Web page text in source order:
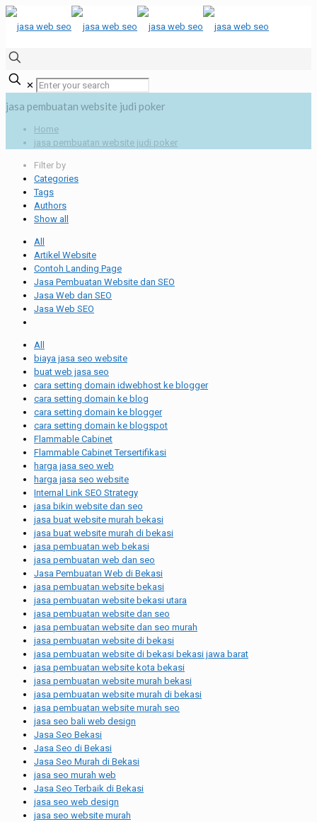
✕
jasa pembuatan website judi poker
Home
jasa pembuatan website judi poker
Filter by
Categories
Tags
Authors
Show all
All
Artikel Website
Contoh Landing Page
Jasa Pembuatan Website dan SEO
Jasa Web dan SEO
Jasa Web SEO
All
biaya jasa seo website
buat web jasa seo
cara setting domain idwebhost ke blogger
cara setting domain ke blog
cara setting domain ke blogger
cara setting domain ke blogspot
Flammable Cabinet
Flammable Cabinet Tersertifikasi
harga jasa seo web
harga jasa seo website
Internal Link SEO Strategy
jasa bikin website dan seo
jasa buat website murah bekasi
jasa buat website murah di bekasi
jasa pembuatan web bekasi
jasa pembuatan web dan seo
Jasa Pembuatan Web di Bekasi
jasa pembuatan website bekasi
jasa pembuatan website bekasi utara
jasa pembuatan website dan seo
jasa pembuatan website dan seo murah
jasa pembuatan website di bekasi
jasa pembuatan website di bekasi bekasi jawa barat
jasa pembuatan website kota bekasi
jasa pembuatan website murah bekasi
jasa pembuatan website murah di bekasi
jasa pembuatan website murah seo
jasa seo bali web design
Jasa Seo Bekasi
Jasa Seo di Bekasi
Jasa Seo Murah di Bekasi
jasa seo murah web
Jasa Seo Terbaik di Bekasi
jasa seo web design
jasa seo website murah